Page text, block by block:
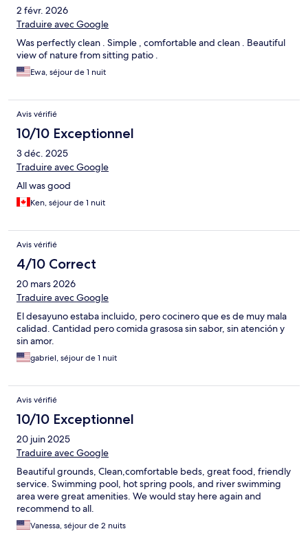
2 févr. 2026
Traduire avec Google
Was perfectly clean . Simple , comfortable and clean . Beautiful
view of nature from sitting patio .
Ewa, séjour de 1 nuit
Avis vérifié
10/10 Exceptionnel
3 déc. 2025
Traduire avec Google
All was good
Ken, séjour de 1 nuit
Avis vérifié
4/10 Correct
20 mars 2026
Traduire avec Google
El desayuno estaba incluido, pero cocinero que es de muy mala
calidad. Cantidad pero comida grasosa sin sabor, sin atención y
sin amor.
gabriel, séjour de 1 nuit
Avis vérifié
10/10 Exceptionnel
20 juin 2025
Traduire avec Google
Beautiful grounds, Clean,comfortable beds, great food, friendly
service. Swimming pool, hot spring pools, and river swimming
area were great amenities. We would stay here again and
recommend to all.
Vanessa, séjour de 2 nuits